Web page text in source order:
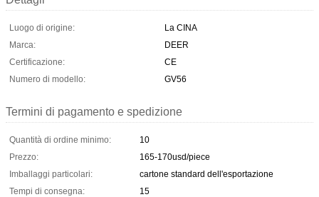
Luogo di origine:
La CINA
Marca:
DEER
Certificazione:
CE
Numero di modello:
GV56
Termini di pagamento e spedizione
Quantità di ordine minimo:
10
Prezzo:
165-170usd/piece
Imballaggi particolari:
cartone standard dell'esportazione
Tempi di consegna:
15